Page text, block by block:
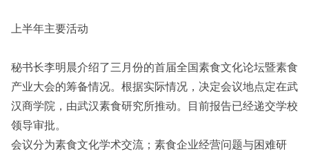
上半年主要活动
秘书长李明晨介绍了三月份的首届全国素食文化论坛暨素食
产业大会的筹备情况。根据实际情况，决定会议地点定在武
汉商学院，由武汉素食研究所推动。目前报告已经递交学校
领导审批。
会议分为素食文化学术交流；素食企业经营问题与困难研